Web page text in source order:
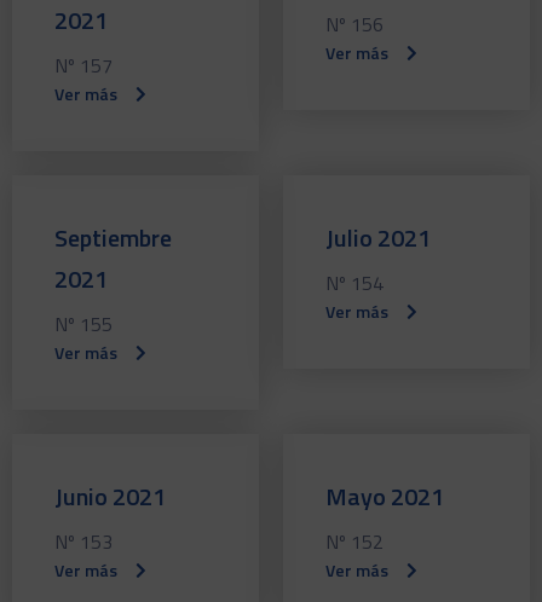
2021
Nº 157
Ver más
Nº 156
Ver más
Septiembre
2021
Nº 155
Ver más
Julio 2021
Nº 154
Ver más
Junio 2021
Nº 153
Ver más
Mayo 2021
Nº 152
Ver más